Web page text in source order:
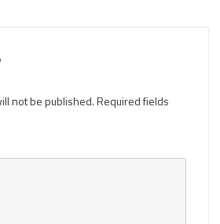
not be published.Required fields